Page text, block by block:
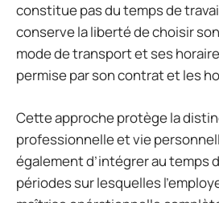
constitue pas du temps de
conserve la liberté de choisir
mode de transport et ses
permise par son contrat et les
Cette approche protège la
professionnelle et vie
également d’intégrer au temps
périodes sur lesquelles